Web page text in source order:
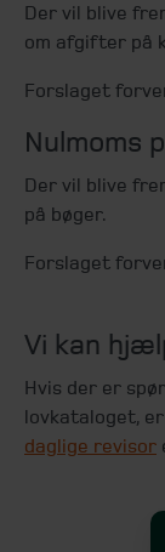
Der vil blive
om afgifter på
Forslaget
Nulmoms
Der vil blive
på bøger.
Forslaget
Vi kan
Hvis der er
lovkataloget,
daglige revisor